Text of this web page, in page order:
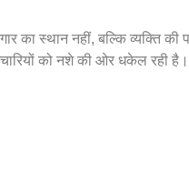
का स्थान नहीं, बल्कि व्यक्ति की
को नशे की ओर धकेल रही है।